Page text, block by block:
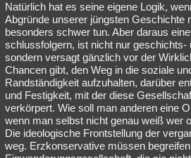
Natürlich hat es seine eigene Logik,
Abgründe unserer jüngsten Geschichte
besonders schwer tun. Aber daraus
schlussfolgern, ist nicht nur geschichts-
sondern versagt gänzlich vor der
Chancen gibt, den Weg in die soziale
Randständigkeit aufzuhalten, darüber
und Festigkeit, mit der diese
verkörpert. Wie soll man anderen eine
wenn man selbst nicht genau weiß wer
Die ideologische Frontstellung der
weg. Erzkonservative müssen